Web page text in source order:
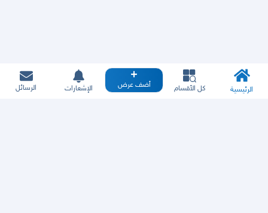
الرئيسية كل الأقسام أضف عرض الإشعارات الرسائل